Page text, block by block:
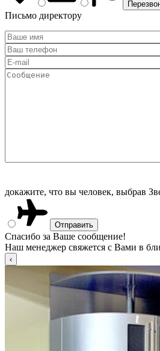
Письмо директору
докажите, что вы человек, выбрав
Спасибо за Ваше сообщение!
Наш менеджер свяжется с Вами в